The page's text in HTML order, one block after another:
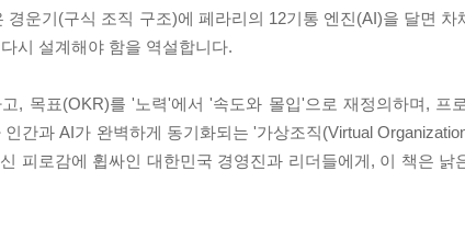
운기(구식 조직 구조)에 페라리의 12기통 엔진(AI)을 달면 차
시 설계해야 함을 역설합니다.
, 목표(OKR)를 '노력'에서 '속도와 몰입'으로 재정의하며, 프
간과 AI가 완벽하게 동기화되는 '가상조직(Virtual
피로감에 휩싸인 대한민국 경영진과 리더들에게, 이 책은 낡